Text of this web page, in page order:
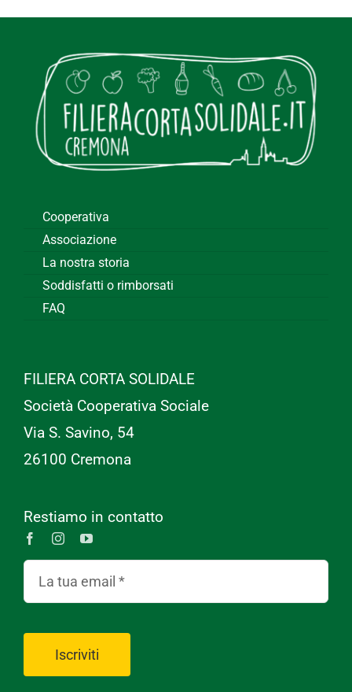
Cooperativa
Associazione
La nostra storia
Soddisfatti o rimborsati
FAQ
FILIERA CORTA SOLIDALE
Società Cooperativa Sociale
Via S. Savino, 54
26100 Cremona
Restiamo in contatto
Iscriviti